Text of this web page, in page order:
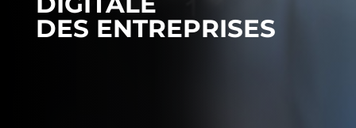
DES ENTREPRISES